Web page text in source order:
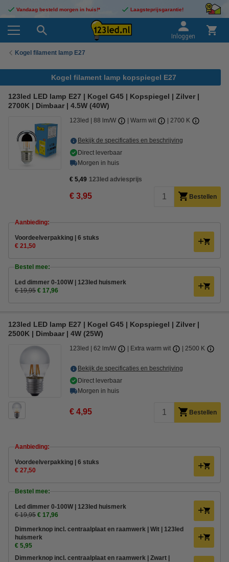
Vandaag besteld morgen in huis!* Laagsteprijsgarantie!
Inloggen
Kogel filament lamp E27
Kogel filament lamp kopspiegel E27
123led LED lamp E27 | Kogel G45 | Kopspiegel | Zilver |
2700K | Dimbaar | 4.5W (40W)
123led 88 lm/W Warm wit 2700 K
Bekijk de specificaties en beschrijving
Direct leverbaar
Morgen in huis
€ 5,49 123led adviesprijs
€ 3,95 Bestellen
Aanbieding:
Voordeelverpakking | 6 stuks
€ 21,50
Bestel mee:
Led dimmer 0-100W | 123led huismerk
€ 19,95 € 17,96
123led LED lamp E27 | Kogel G45 | Kopspiegel | Zilver |
2500K | Dimbaar | 4W (25W)
123led 62 lm/W Extra warm wit 2500 K
Bekijk de specificaties en beschrijving
Direct leverbaar
Morgen in huis
€ 4,95 Bestellen
Aanbieding:
Voordeelverpakking | 6 stuks
€ 27,50
Bestel mee:
Led dimmer 0-100W | 123led huismerk
€ 19,95 € 17,96
Dimmerknop incl. centraalplaat en raamwerk | Wit | 123led
huismerk
€ 5,95
Dimmerknop incl. centraalplaat en raamwerk | Zwart |